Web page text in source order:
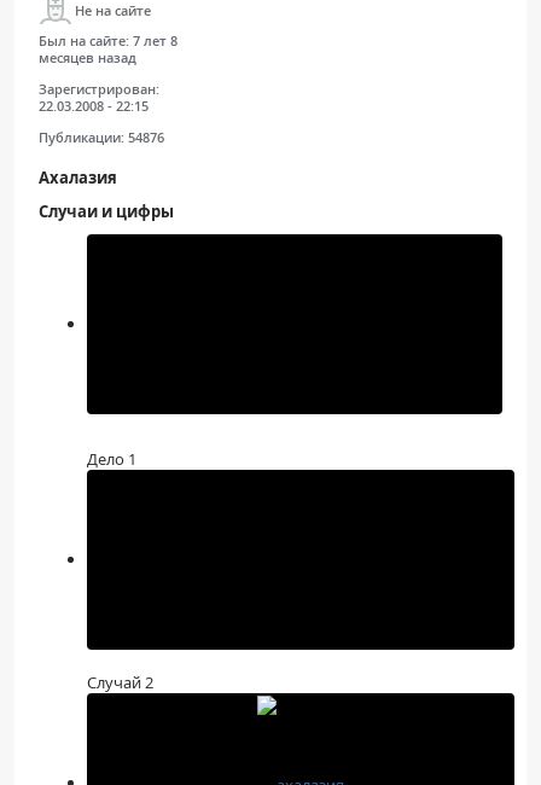
Не на сайте
Был на сайте: 7 лет 8
месяцев назад
Зарегистрирован:
22.03.2008 - 22:15
Публикации: 54876
Ахалазия
Случаи и цифры
Дело 1
Случай 2